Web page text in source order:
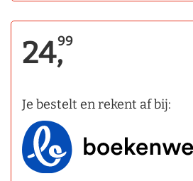
24,99
Je bestelt en rekent af bij: